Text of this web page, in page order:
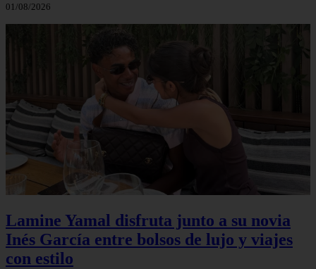
01/08/2026
Lamine Yamal disfruta junto a su novia
Inés García entre bolsos de lujo y viajes
con estilo